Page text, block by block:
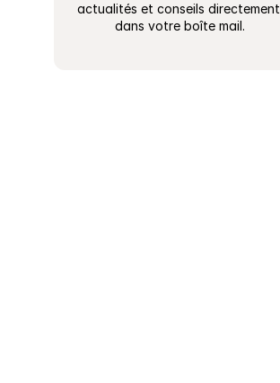
actualités et conseils directement
dans votre boîte mail.